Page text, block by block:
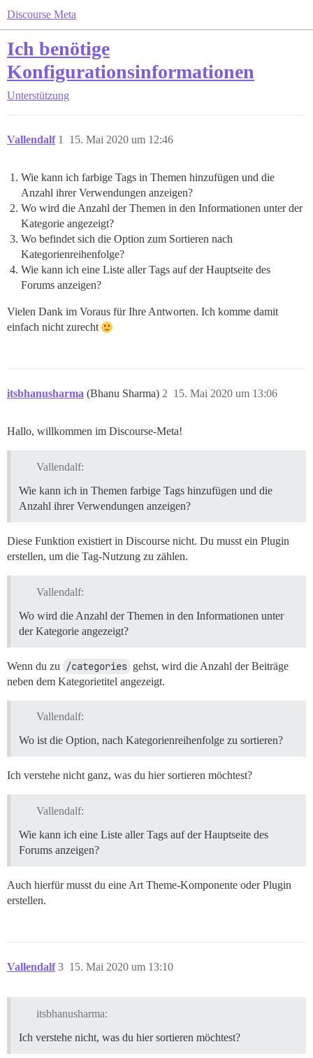
Discourse Meta
Ich benötige
Konfigurationsinformationen
Unterstützung
Vallendalf 15. Mai 2020 um 12:46
1
Wie kann ich farbige Tags in Themen hinzufügen und die
Anzahl ihrer Verwendungen anzeigen?
Wo wird die Anzahl der Themen in den Informationen unter der
Kategorie angezeigt?
Wo befindet sich die Option zum Sortieren nach
Kategorienreihenfolge?
Wie kann ich eine Liste aller Tags auf der Hauptseite des
Forums anzeigen?
Vielen Dank im Voraus für Ihre Antworten. Ich komme damit
einfach nicht zurecht
itsbhanusharma (Bhanu Sharma) 15. Mai 2020 um 13:06
2
Hallo, willkommen im Discourse-Meta!
Vallendalf:
Wie kann ich in Themen farbige Tags hinzufügen und die
Anzahl ihrer Verwendungen anzeigen?
Diese Funktion existiert in Discourse nicht. Du musst ein Plugin
erstellen, um die Tag-Nutzung zu zählen.
Vallendalf:
Wo wird die Anzahl der Themen in den Informationen unter
der Kategorie angezeigt?
Wenn du zu /categories gehst, wird die Anzahl der Beiträge
neben dem Kategorietitel angezeigt.
Vallendalf:
Wo ist die Option, nach Kategorienreihenfolge zu sortieren?
Ich verstehe nicht ganz, was du hier sortieren möchtest?
Vallendalf:
Wie kann ich eine Liste aller Tags auf der Hauptseite des
Forums anzeigen?
Auch hierfür musst du eine Art Theme-Komponente oder Plugin
erstellen.
Vallendalf 15. Mai 2020 um 13:10
3
itsbhanusharma:
Ich verstehe nicht, was du hier sortieren möchtest?